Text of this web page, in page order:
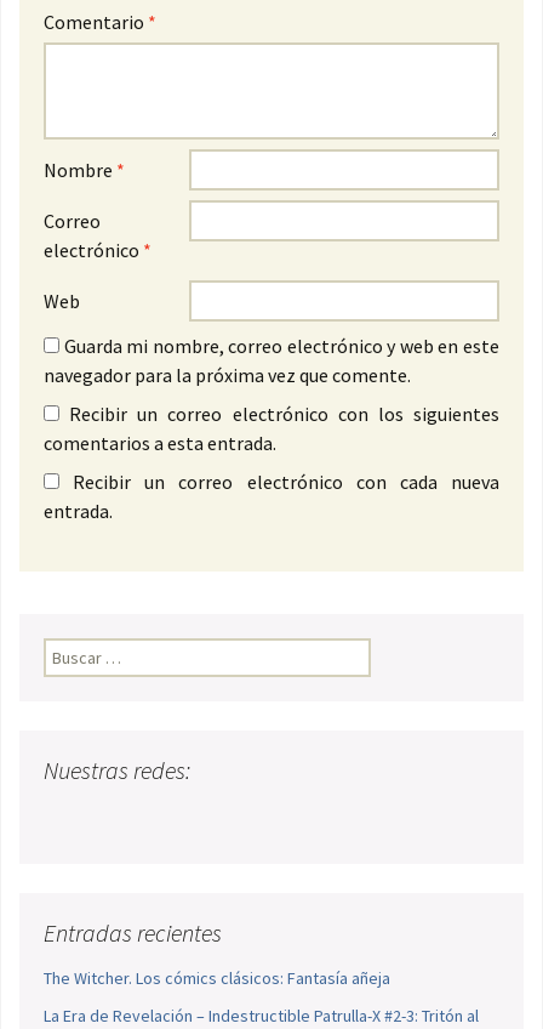
Comentario *
Nombre *
Correo
electrónico *
Web
Guarda mi nombre, correo electrónico y web en este
navegador para la próxima vez que comente.
Recibir un correo electrónico con los siguientes
comentarios a esta entrada.
Recibir un correo electrónico con cada nueva
entrada.
Buscar:
Nuestras redes:
Entradas recientes
The Witcher. Los cómics clásicos: Fantasía añeja
La Era de Revelación – Indestructible Patrulla-X #2-3: Tritón al